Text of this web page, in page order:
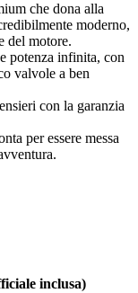
che dona alla
moderno,
del motore.
potenza infinita, con
valvole a ben
con la garanzia
per essere messa
inclusa)